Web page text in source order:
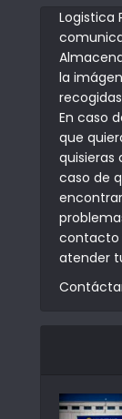
Logistica
la
En caso
que
quisieras
caso de
contacto
atender